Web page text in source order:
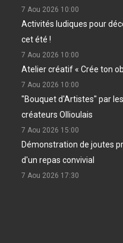
7 Aou 2026 10:00
Activités ludiques pour
cet été !
7 Aou 2026 10:00
Atelier créatif « Crée ton
7 Aou 2026 10:00
"Bouquet d'Artistes" par
créateurs Ollioulais
7 Aou 2026 15:00
Démonstration de joutes
d'un repas convivial
7 Aou 2026 17:30